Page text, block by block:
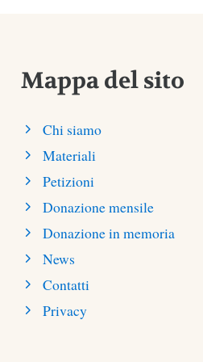
Mappa del sito
Chi siamo
Materiali
Petizioni
Donazione mensile
Donazione in memoria
News
Contatti
Privacy